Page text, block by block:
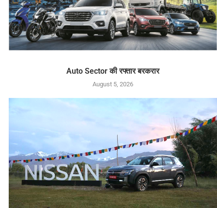
Auto Sector की रफ्तार बरकरार
August 5, 2026